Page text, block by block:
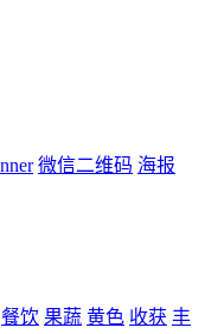
微信二维码 海报
餐饮 果蔬 黄色 收获 丰